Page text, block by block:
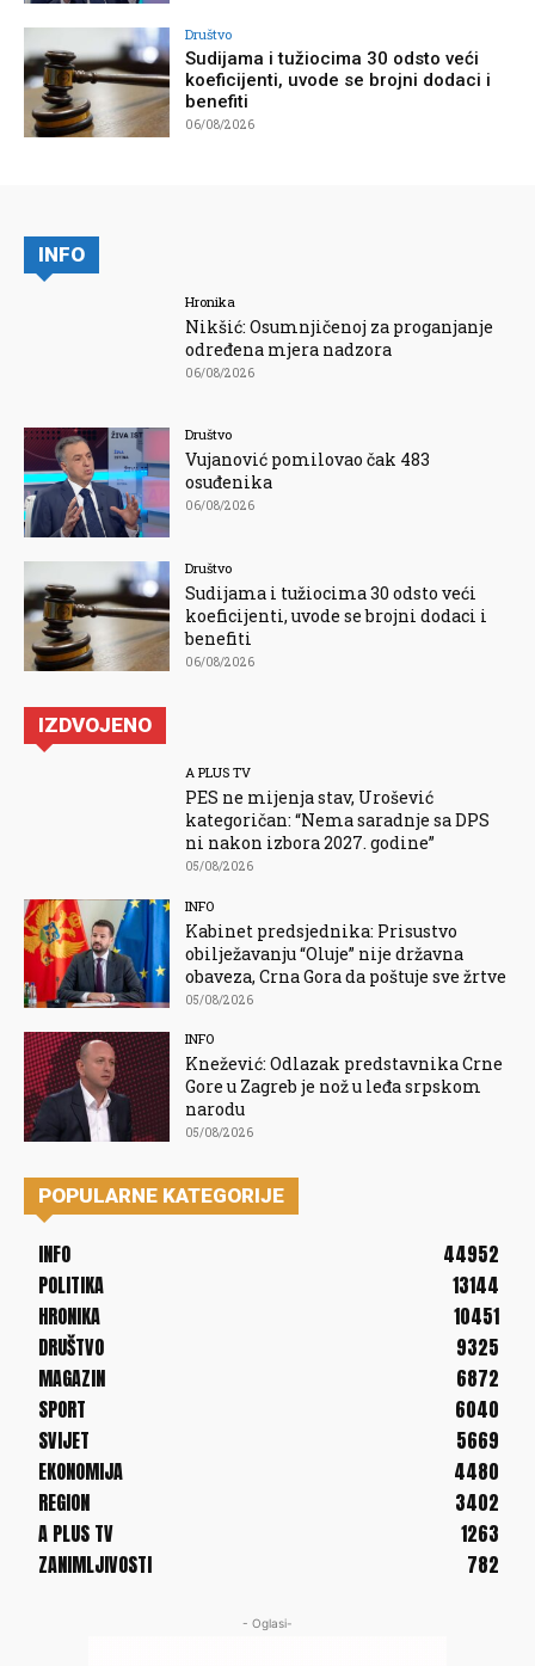
Društvo
Sudijama i tužiocima 30 odsto veći
koeficijenti, uvode se brojni dodaci i
benefiti
06/08/2026
INFO
Hronika
Nikšić: Osumnjičenoj za proganjanje
određena mjera nadzora
06/08/2026
Društvo
Vujanović pomilovao čak 483
osuđenika
06/08/2026
Društvo
Sudijama i tužiocima 30 odsto veći
koeficijenti, uvode se brojni dodaci i
benefiti
06/08/2026
IZDVOJENO
A PLUS TV
PES ne mijenja stav, Urošević
kategoričan: “Nema saradnje sa DPS
ni nakon izbora 2027. godine”
05/08/2026
INFO
Kabinet predsjednika: Prisustvo
obilježavanju “Oluje” nije državna
obaveza, Crna Gora da poštuje sve žrtve
05/08/2026
INFO
Knežević: Odlazak predstavnika Crne
Gore u Zagreb je nož u leđa srpskom
narodu
05/08/2026
POPULARNE KATEGORIJE
INFO
44952
POLITIKA
13144
HRONIKA
10451
DRUŠTVO
9325
MAGAZIN
6872
SPORT
6040
SVIJET
5669
EKONOMIJA
4480
REGION
3402
A PLUS TV
1263
ZANIMLJIVOSTI
782
- Oglasi-